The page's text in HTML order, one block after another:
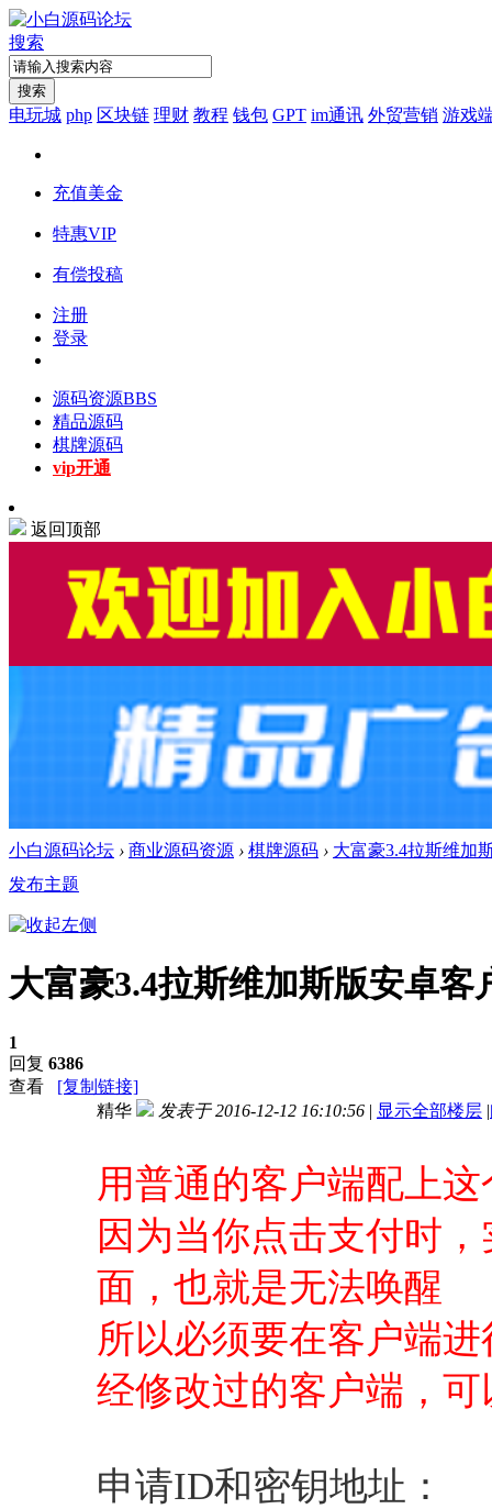
搜索
搜索
电玩城 php 区块链 理财 教程 钱包 GPT im通讯 外贸营销 游戏
充值美金
特惠VIP
有偿投稿
注册
登录
源码资源BBS
精品源码
棋牌源码
vip开通
返回顶部
小白源码论坛 › 商业源码资源 › 棋牌源码 › 大富豪3.4拉斯维加
发布主题
大富豪3.4拉斯维加斯版安卓
1
回复 6386
查看
[复制链接]
精华 发表于 2016-12-12 16:10:56 | 显示全部楼层 |
用普通的客户端配上
因为当你点击支付时
面，也就是无法唤醒
所以必须要在客户端
经修改过的客户端，
申请ID和密钥地址：